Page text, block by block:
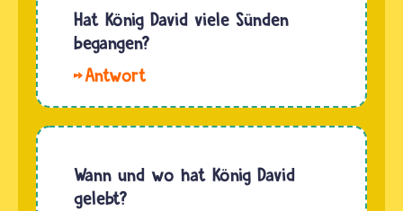
war
mehrfach
verheiratet
und war
auch
gleichzeitig
mehreren
Frauen
Hat König David viele Sünden
begangen?
David hat
Sünden
begangen,
Wann und wo hat König David
gelebt?